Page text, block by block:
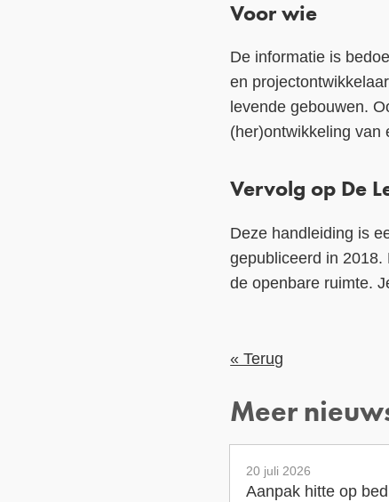
Voor wie
De informatie is
en
levende gebouwen.
(her)ontwikkeling van
Vervolg op De
Deze handleiding is
gepubliceerd in
de openbare ruimte.
« Terug
Meer
20 juli 2026
Aanpak hitte op